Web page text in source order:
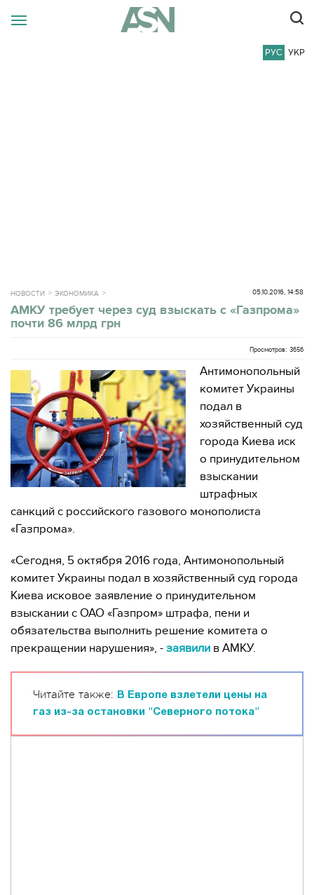
РУС УКР
НОВОСТИ ЭКОНОМИКА 05.10.2016, 14:58
АМКУ требует через суд взыскать с «Газпрома»
почти 86 млрд грн
Просмотров: 3656
Антимонопольный
комитет Украины
подал в
хозяйственный суд
города Киева иск
о принудительном
взыскании
штрафных
санкций с российского газового монополиста
«Газпрома».
«Сегодня, 5 октября 2016 года, Антимонопольный
комитет Украины подал в хозяйственный суд города
Киева исковое заявление о принудительном
взыскании с ОАО «Газпром» штрафа, пени и
обязательства выполнить решение комитета о
прекращении нарушения», - заявили в АМКУ.
Читайте также:
В Европе взлетели цены на
газ из-за остановки "Северного потока"